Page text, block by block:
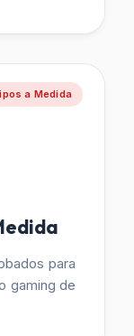
a Medida
para
gaming de